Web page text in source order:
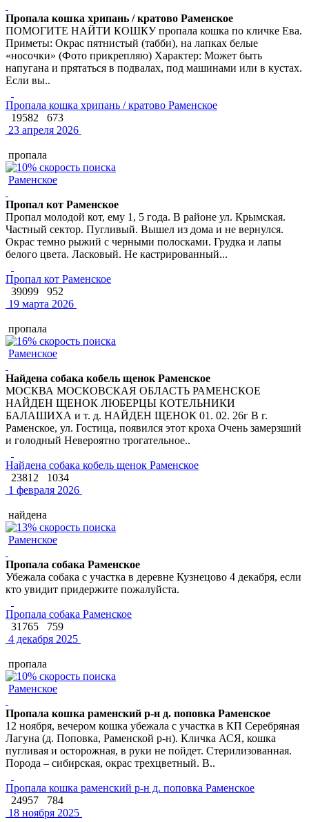
Пропала кошка хрипань / кратово Раменское
ПОМОГИТЕ НАЙТИ КОШКУ пропала кошка по кличке Ева.
Приметы: Окрас пятнистый (табби), на лапках белые
«носочки» (Фото прикрепляю) Характер: Может быть
напугана и прятаться в подвалах, под машинами или в кустах.
Если вы..
Пропала кошка хрипань / кратово Раменское
19582
673
23 апреля 2026
пропала
Раменское
Пропал кот Раменское
Пропал молодой кот, ему 1, 5 года. В районе ул. Крымская.
Частный сектор. Пугливый. Вышел из дома и не вернулся.
Окрас темно рыжий с черными полосками. Грудка и лапы
белого цвета. Ласковый. Не кастрированный...
Пропал кот Раменское
39099
952
19 марта 2026
пропала
Раменское
Найдена собака кобель щенок Раменское
МОСКВА МОСКОВСКАЯ ОБЛАСТЬ РАМЕНСКОЕ
НАЙДЕН ЩЕНОК ЛЮБЕРЦЫ КОТЕЛЬНИКИ
БАЛАШИХА и т. д. НАЙДЕН ЩЕНОК 01. 02. 26г В г.
Раменское, ул. Гостица, появился этот кроха Очень замерзший
и голодный Невероятно трогательное..
Найдена собака кобель щенок Раменское
23812
1034
1 февраля 2026
найдена
Раменское
Пропала собака Раменское
Убежала собака с участка в деревне Кузнецово 4 декабря, если
кто увидит придержите пожалуйста.
Пропала собака Раменское
31765
759
4 декабря 2025
пропала
Раменское
Пропала кошка раменский р-н д. поповка Раменское
12 ноября, вечером кошка убежала с участка в КП Серебряная
Лагуна (д. Поповка, Раменской р-н). Кличка АСЯ, кошка
пугливая и осторожная, в руки не пойдет. Стерилизованная.
Порода – сибирская, окрас трехцветный. В..
Пропала кошка раменский р-н д. поповка Раменское
24957
784
18 ноября 2025